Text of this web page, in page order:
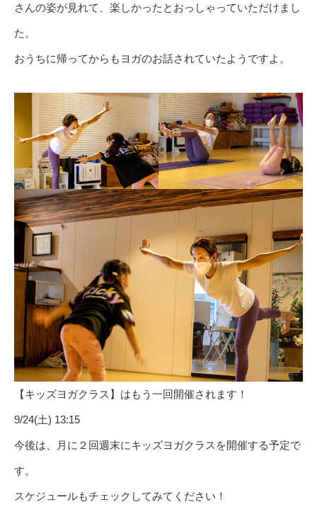
さんの姿が見れて、楽しかったとおっしゃっていただけまし
た。
おうちに帰ってからもヨガのお話されていたようですよ。
【キッズヨガクラス】はもう一回開催されます！
9/24(土) 13:15
今後は、月に２回週末にキッズヨガクラスを開催する予定で
す。
スケジュールもチェックしてみてください！